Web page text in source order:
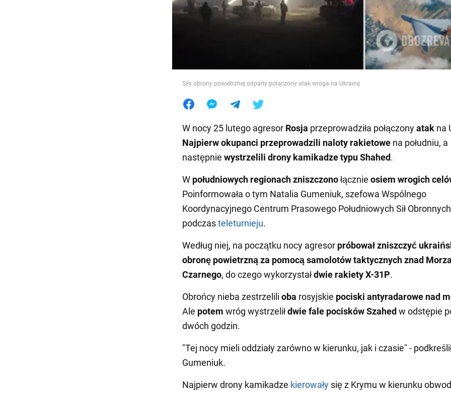
Jedzenie
Siły obrony powietrznej odparły połączony atak wroga na Ukrainę
W nocy 25 lutego agresor Rosja przeprowadziła połączonyatak na
Najpierw okupanci przeprowadzili naloty rakietowe na południu, a
następnie wystrzelili drony kamikadze typu Shahed.
W południowych regionach zniszczonołącznie osiem wrogich
Poinformowała o tym Natalia Gumeniuk, szefowa Wspólnego
Koordynacyjnego Centrum Prasowego Południowych Sił
podczasteleturnieju.
Według niej, na początku nocy agresor próbował zniszczyć
obronę powietrzną za pomocą samolotów taktycznych znad
Czarnego, do czego wykorzystałdwie rakiety X-31P.
Obrońcy nieba zestrzelili oba rosyjskie pociski antyradarowe nad
Ale potem wróg wystrzeliłdwie fale pocisków Szahed w odstępie
dwóch godzin.
"Tej nocy mieli oddziały zarówno w kierunku, jak i czasie" -
Gumeniuk.
Najpierw drony kamikadze kierowały się z Krymu w kierunku